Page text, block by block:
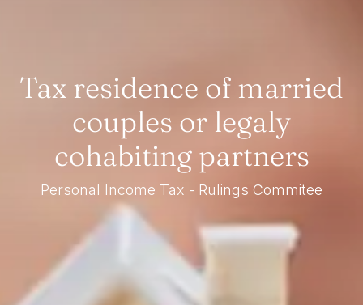
Tax residence of married
couples or legaly
cohabiting partners
Personal Income Tax - Rulings Commitee